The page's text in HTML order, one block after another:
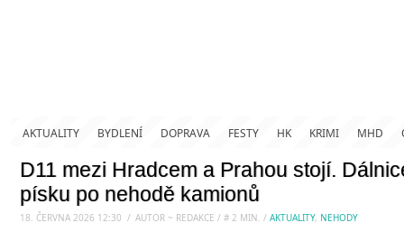
AKTUALITY BYDLENÍ DOPRAVA FESTY HK KRIMI MHD
D11 mezi Hradcem a Prahou stojí.
písku po nehodě kamionů
18. ČERVNA 2026 12:30 / AUTOR ~ REDAKCE / # 2 MIN. / AKTUALITY, NEHODY